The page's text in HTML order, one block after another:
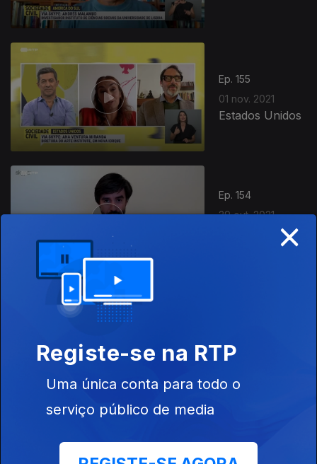
Ep. 155
01 nov. 2021
Estados Unidos
Ep. 154
29 out. 2021
Vacinação da
575991
28 out. 2021
Nudez
Ep. 152
27 out. 2021
×
Registe-se na RTP
Uma única conta para todo o
serviço público de media